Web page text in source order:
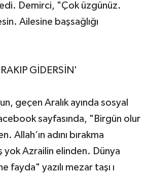
Demirci, "Çok üzgünüz.
Ailesine başsağlığı
GİDERSİN'
geçen Aralık ayında sosyal
sayfasında, "Birgün olur
Allah’ın adını bırakma
yok Azrailin elinden. Dünya
fayda" yazılı mezar taşı ı